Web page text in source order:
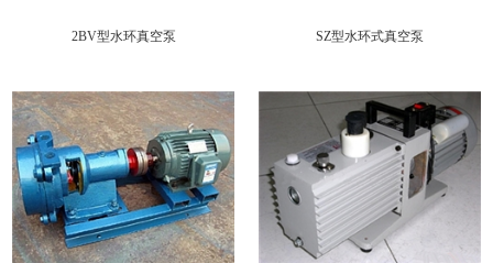
水
设
备
备
泵
机
组
化
预
制
泵
站
2BV型水环真空泵 SZ型水环式真空泵